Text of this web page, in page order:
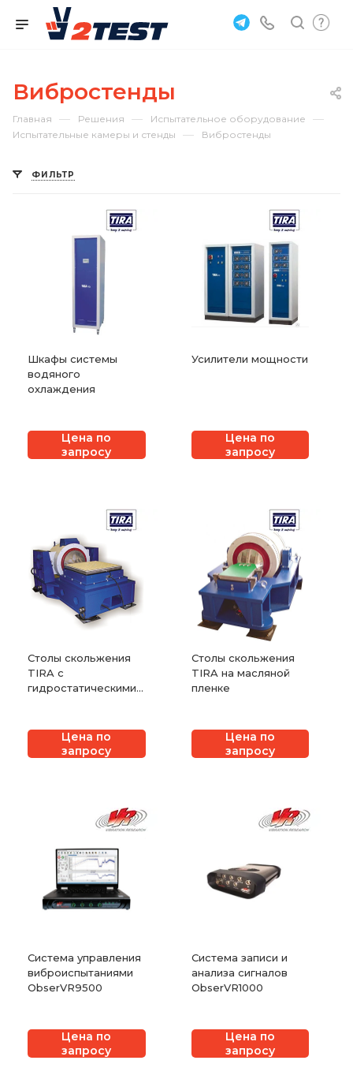
Вибростенды
Главная — Решения — Испытательное оборудование —
Испытательные камеры и стенды — Вибростенды
ФИЛЬТР
Шкафы системы
водяного
охлаждения
Цена по
запросу
Усилители мощности
Цена по
запросу
Столы скольжения
TIRA с
гидростатическими
Цена по
запросу
Столы скольжения
TIRA на масляной
пленке
Цена по
запросу
Система управления
виброиспытаниями
ObserVR9500
Цена по
запросу
Система записи и
анализа сигналов
ObserVR1000
Цена по
запросу